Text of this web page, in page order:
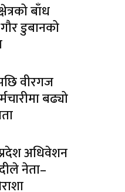
बाँध
डुबानको
वीरगज
बढ्यो
अधिवेशन
नेता–